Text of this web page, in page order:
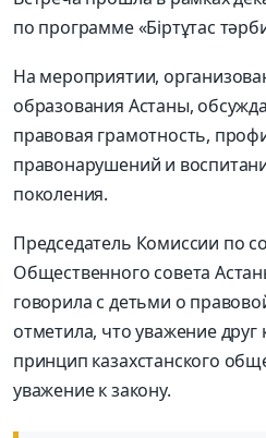
по программе «Біртұтас
На мероприятии,
образования Астаны,
правовая грамотность,
правонарушений и
поколения.
Председатель Комиссии по
Общественного совета
говорила с детьми о
отметила, что уважение друг
принцип казахстанского
уважение к закону.